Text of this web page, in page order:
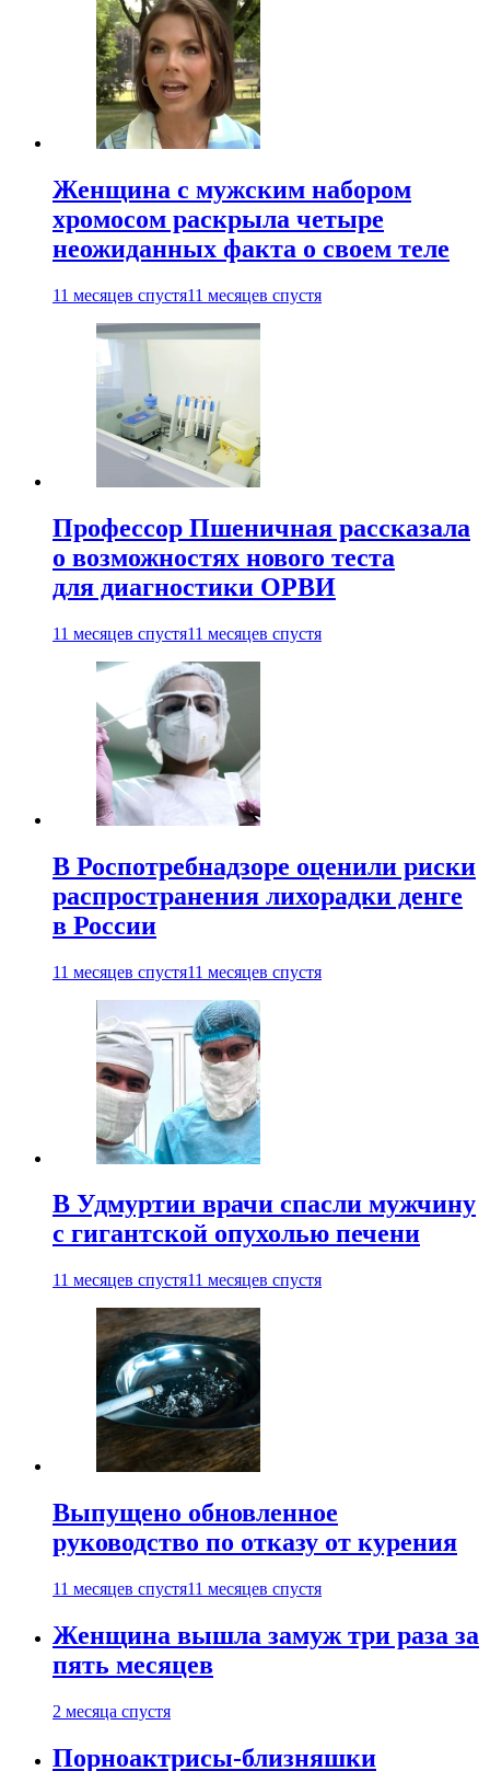
Женщина с мужским набором
хромосом раскрыла четыре
неожиданных факта о своем теле
11 месяцев спустя11 месяцев спустя
Профессор Пшеничная рассказала
о возможностях нового теста
для диагностики ОРВИ
11 месяцев спустя11 месяцев спустя
В Роспотребнадзоре оценили риски
распространения лихорадки денге
в России
11 месяцев спустя11 месяцев спустя
В Удмуртии врачи спасли мужчину
с гигантской опухолью печени
11 месяцев спустя11 месяцев спустя
Выпущено обновленное
руководство по отказу от курения
11 месяцев спустя11 месяцев спустя
Женщина вышла замуж три раза за
пять месяцев
2 месяца спустя
Порноактрисы-близняшки